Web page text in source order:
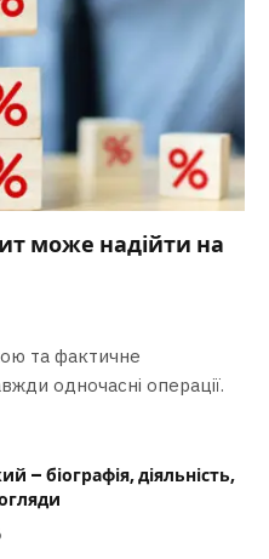
може надійти на
та фактичне
одночасні операції.
– біографія, діяльність,